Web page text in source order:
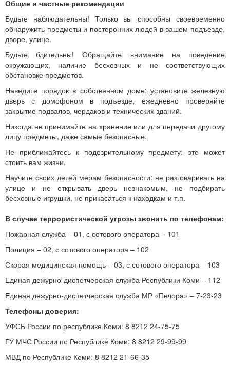
Общие и частные рекомендации
Будьте наблюдательны! Только вы способны своевременно
обнаружить предметы и посторонних людей в вашем подъезде,
дворе, улице.
Будьте бдительны! Обращайте внимание на поведение
окружающих, наличие бесхозных и не соответствующих
обстановке предметов.
Наведите порядок в собственном доме: установите железную
дверь с домофоном в подъезде, ежедневно проверяйте
закрытие подвалов, чердаков и технических зданий.
Никогда не принимайте на хранение или для передачи другому
лицу предметы, даже самые безопасные.
Не приближайтесь к подозрительному предмету: это может
стоить вам жизни.
Научите своих детей мерам безопасности: не разговаривать на
улице и не открывать дверь незнакомым, не подбирать
бесхозные игрушки, не прикасаться к находкам и т.п.
В случае террористической угрозы звонить по телефонам:
Пожарная служба – 01, с сотового оператора – 101
Полиция – 02, с сотового оператора – 102
Скорая медицинская помощь – 03, с сотового оператора – 103
Единая дежурно-диспетчерская служба Республики Коми – 112
Единая дежурно-диспетчерская служба МР «Печора» – 7-23-23
Телефоны доверия:
УФСБ России по республике Коми: 8 8212 24-75-75
ГУ МЧС России по Республике Коми: 8 8212 29-99-99
МВД по Республике Коми: 8 8212 21-66-35